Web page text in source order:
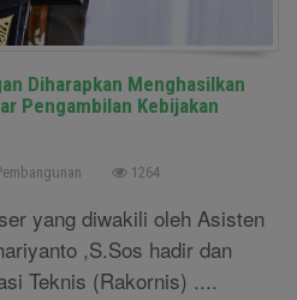
Diharapkan Menghasilkan
Pengambilan Kebijakan
1264
yang diwakili oleh Asisten
,S.Sos hadir dan
Teknis (Rakornis) ....